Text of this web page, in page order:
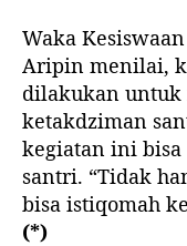
Waka
Aripin menilai,
dilakukan untuk
ketakdziman
kegiatan ini
santri. “Tidak
bisa istiqomah
(*)